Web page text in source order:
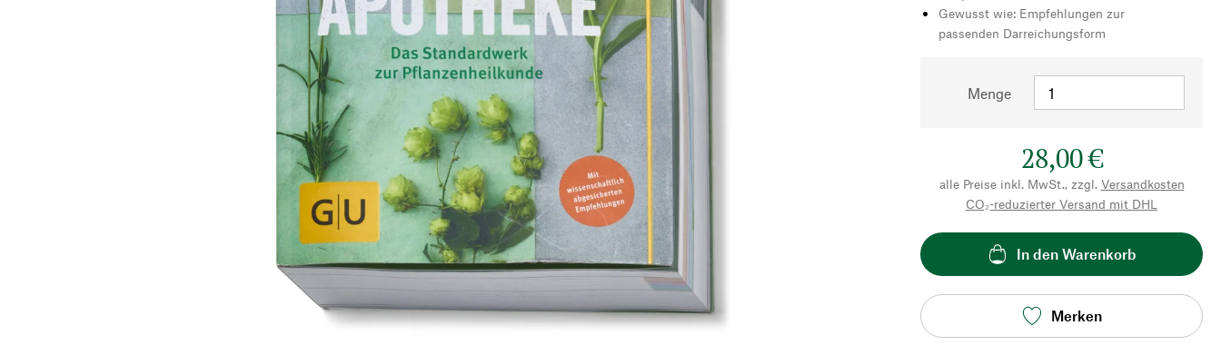
Gewusst wie: Empfehlungen zur
passenden Darreichungsform
Menge
28,00 €
alle Preise inkl. MwSt., zzgl. Versandkosten
CO₂-reduzierter Versand mit DHL
In den Warenkorb
Merken